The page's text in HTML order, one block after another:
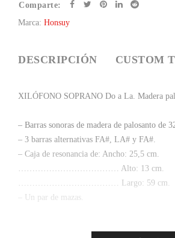
Comparte:
Marca: Honsuy
DESCRIPCIÓN CUSTOM
XILÓFONO SOPRANO Do a La. Madera
– Barras sonoras de madera de palosanto de
– 3 barras alternativas FA#, LA# y FA#.
– Caja de resonancia de: Ancho: 25,5 cm.
……………………………… Alto: 13 cm.
……………………………… Largo: 59 cm.
– Un par de mazas.